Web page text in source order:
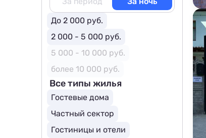
До 2 000 руб.
2 000 - 5 000 руб.
5 000 - 10 000 руб.
более 10 000 руб.
Все типы жилья
Гостевые дома
Частный сектор
Гостиницы и отели